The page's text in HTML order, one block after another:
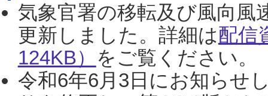
気象官署の移転及び風向風
更新しました。詳細は配信
124KB） をご覧ください。
令和6年6月3日にお知らせ